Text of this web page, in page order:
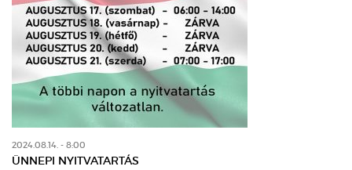
2024.08.14. - 8:00
ÜNNEPI NYITVATARTÁS